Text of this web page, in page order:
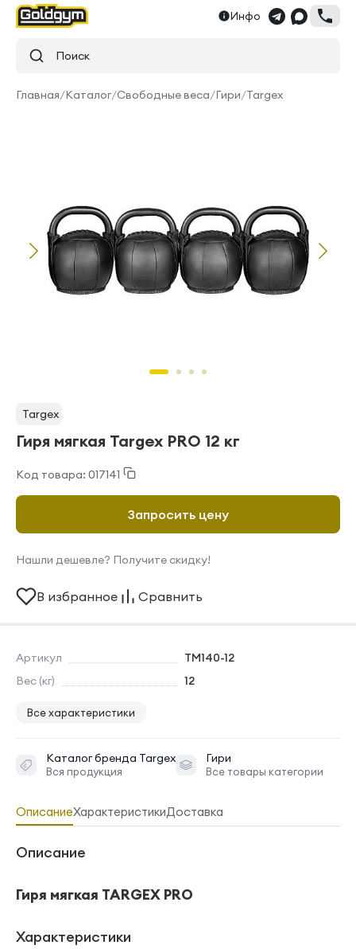
Инфо
Поиск
Главная/Каталог/Свободные веса/Гири/Targex
Targex
Гиря мягкая Targex PRO 12 кг
Код товара: 017141
Артикул
TM140-12
Вес (кг)
12
Все характеристики
Каталог бренда Targex
Вся продукция
Гири
Все товары категории
Запросить цену
Нашли дешевле? Получите скидку!
В избранное Сравнить
ОписаниеХарактеристикиДоставка
Описание
Гиря мягкая TARGEX PRO
Характеристики